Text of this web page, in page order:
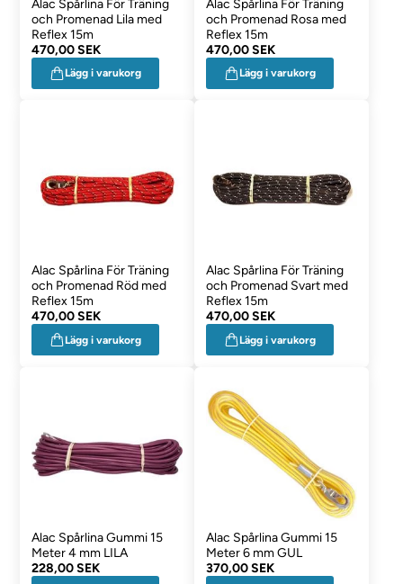
Alac Spårlina För Träning
och Promenad Lila med
Reflex 15m
470,00 SEK
Lägg i varukorg
Alac Spårlina För Träning
och Promenad Rosa med
Reflex 15m
470,00 SEK
Lägg i varukorg
Alac Spårlina För Träning
och Promenad Röd med
Reflex 15m
470,00 SEK
Lägg i varukorg
Alac Spårlina För Träning
och Promenad Svart med
Reflex 15m
470,00 SEK
Lägg i varukorg
Alac Spårlina Gummi 15
Meter 4 mm LILA
228,00 SEK
Alac Spårlina Gummi 15
Meter 6 mm GUL
370,00 SEK